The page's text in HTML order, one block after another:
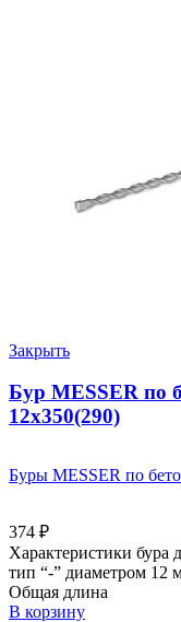
Закрыть
Бур MESSER по
12х350(290)
Буры MESSER по
374 ₽
Характеристики бура
тип “-” диаметром 12
Общая длина
В корзину